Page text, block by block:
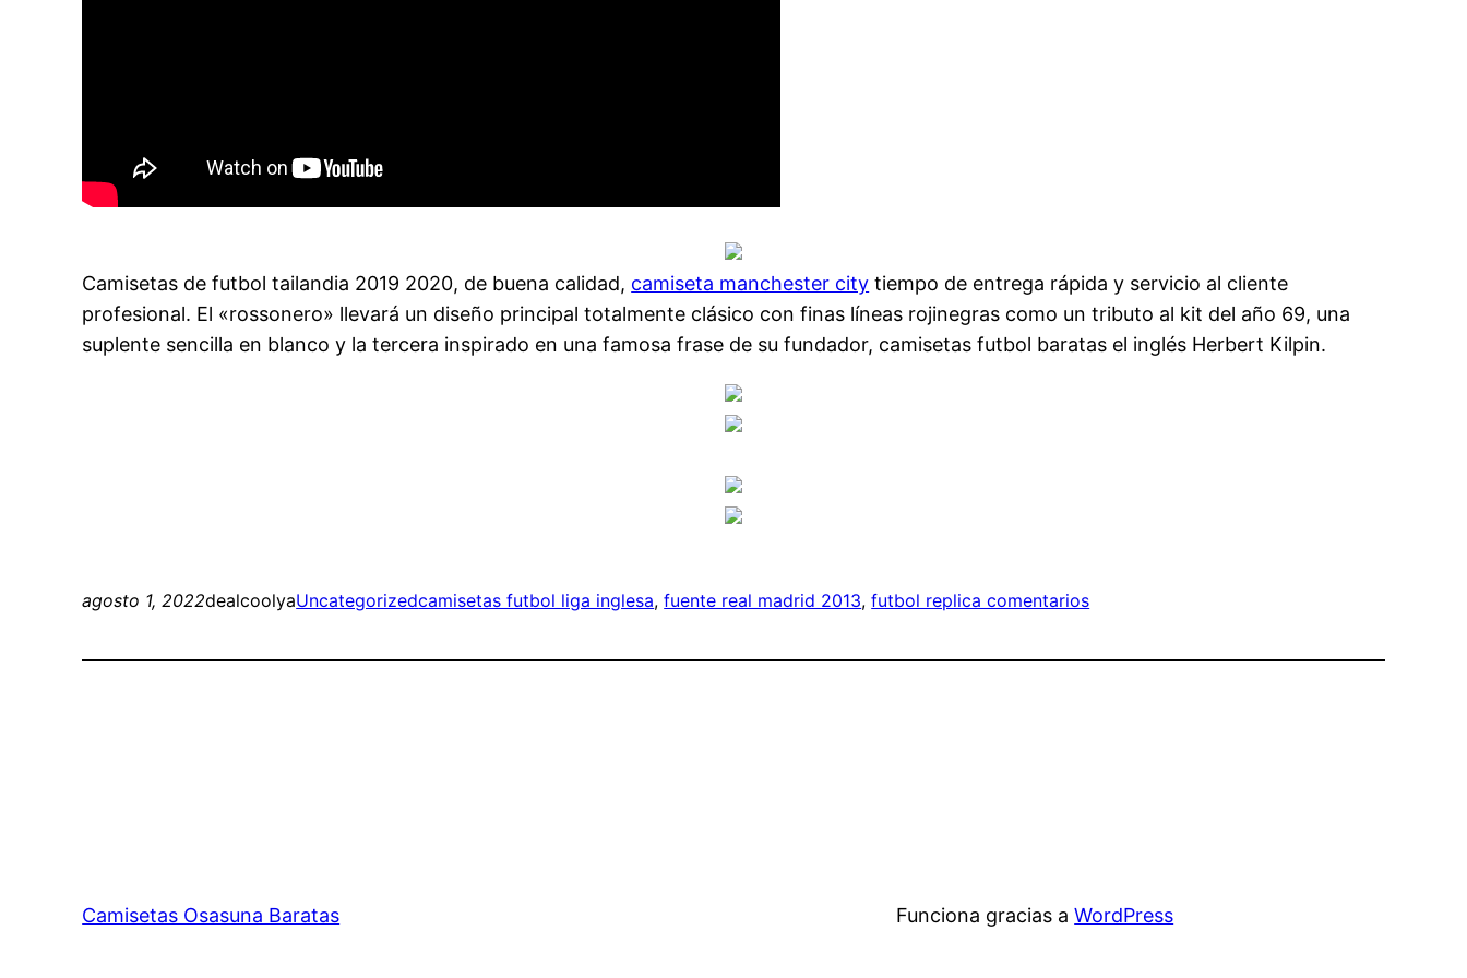
Camisetas de futbol tailandia 2019 2020, de buena calidad, camiseta manchester city tiempo de entrega rápida y servicio al cliente
profesional. El «rossonero» llevará un diseño principal totalmente clásico con finas líneas rojinegras como un tributo al kit del año 69, una
suplente sencilla en blanco y la tercera inspirado en una famosa frase de su fundador, camisetas futbol baratas el inglés Herbert Kilpin.
agosto 1, 2022dealcoolyaUncategorizedcamisetas futbol liga inglesa, fuente real madrid 2013, futbol replica comentarios
Camisetas Osasuna Baratas Funciona gracias aWordPress